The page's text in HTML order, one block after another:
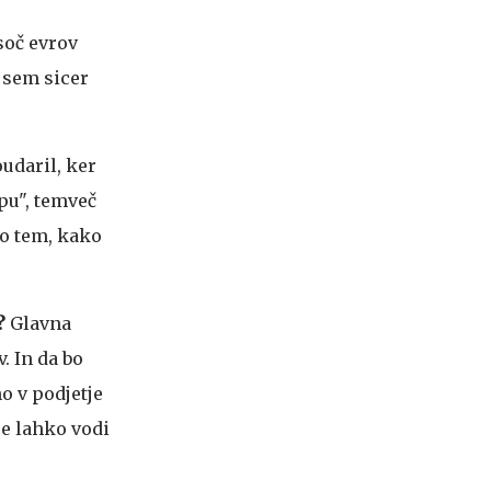
evrov
sicer
ker
temveč
tem, kako
Glavna
In da bo
v podjetje
lahko vodi